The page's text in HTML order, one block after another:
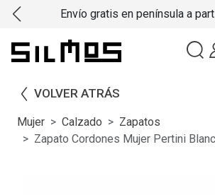
Envío gratis en península a
VOLVER ATRÁS
Mujer Calzado
Zapatos
Zapato Cordones Mujer Pertini